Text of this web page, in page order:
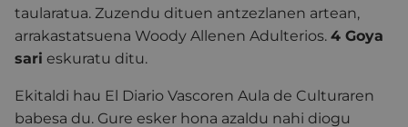
taularatua. Zuzendu dituen antzezlanen artean,
arrakastatsuena Woody Allenen Adulterios. 4 Goya
sari eskuratu ditu.
Ekitaldi hau El Diario Vascoren Aula de Culturaren
babesa du. Gure esker hona azaldu nahi diogu